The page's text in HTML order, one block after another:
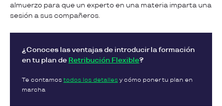
almuerzo para que un experto en una materia imparta una
sesión a sus compañeros.
¿Conoces las ventajas de introducir la formación
en tu plan de Retribución Flexible?
Te contamos todos los detalles y cómo poner tu plan en
marcha